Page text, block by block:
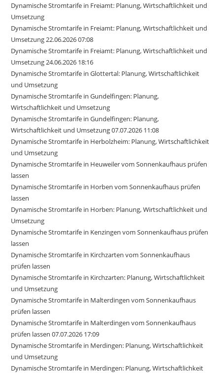
Dynamische Stromtarife in Freiamt: Planung, Wirtschaftlichkeit und
Umsetzung
Dynamische Stromtarife in Freiamt: Planung, Wirtschaftlichkeit und
Umsetzung 22.06.2026 07:08
Dynamische Stromtarife in Freiamt: Planung, Wirtschaftlichkeit und
Umsetzung 24.06.2026 18:16
Dynamische Stromtarife in Glottertal: Planung, Wirtschaftlichkeit
und Umsetzung
Dynamische Stromtarife in Gundelfingen: Planung,
Wirtschaftlichkeit und Umsetzung
Dynamische Stromtarife in Gundelfingen: Planung,
Wirtschaftlichkeit und Umsetzung 07.07.2026 11:08
Dynamische Stromtarife in Herbolzheim: Planung, Wirtschaftlichkeit
und Umsetzung
Dynamische Stromtarife in Heuweiler vom Sonnenkaufhaus prüfen
lassen
Dynamische Stromtarife in Horben vom Sonnenkaufhaus prüfen
lassen
Dynamische Stromtarife in Horben: Planung, Wirtschaftlichkeit und
Umsetzung
Dynamische Stromtarife in Kenzingen vom Sonnenkaufhaus prüfen
lassen
Dynamische Stromtarife in Kirchzarten vom Sonnenkaufhaus
prüfen lassen
Dynamische Stromtarife in Kirchzarten: Planung, Wirtschaftlichkeit
und Umsetzung
Dynamische Stromtarife in Malterdingen vom Sonnenkaufhaus
prüfen lassen
Dynamische Stromtarife in Malterdingen vom Sonnenkaufhaus
prüfen lassen 07.07.2026 17:09
Dynamische Stromtarife in Merdingen: Planung, Wirtschaftlichkeit
und Umsetzung
Dynamische Stromtarife in Merdingen: Planung, Wirtschaftlichkeit